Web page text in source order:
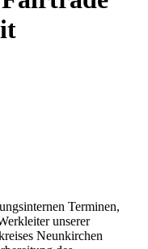
Terminen,
unserer
Neunkirchen